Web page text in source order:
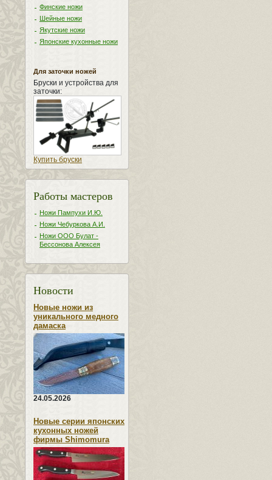
Финские ножи
Шейные ножи
Якутские ножи
Японские кухонные ножи
Для заточки ножей
Бруски и устройства для
заточки:
Купить бруски
Работы мастеров
Ножи Пампухи И.Ю.
Ножи Чебуркова А.И.
Ножи ООО Булат -
Бессонова Алексея
Новости
Новые ножи из
уникального медного
дамаска
24.05.2026
Новые серии японских
кухонных ножей
фирмы Shimomura